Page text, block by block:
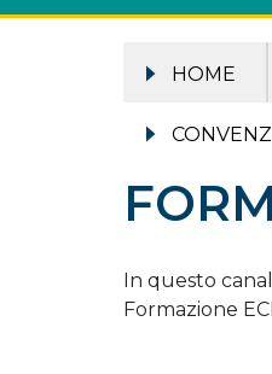
HOME
In questo
Formazione